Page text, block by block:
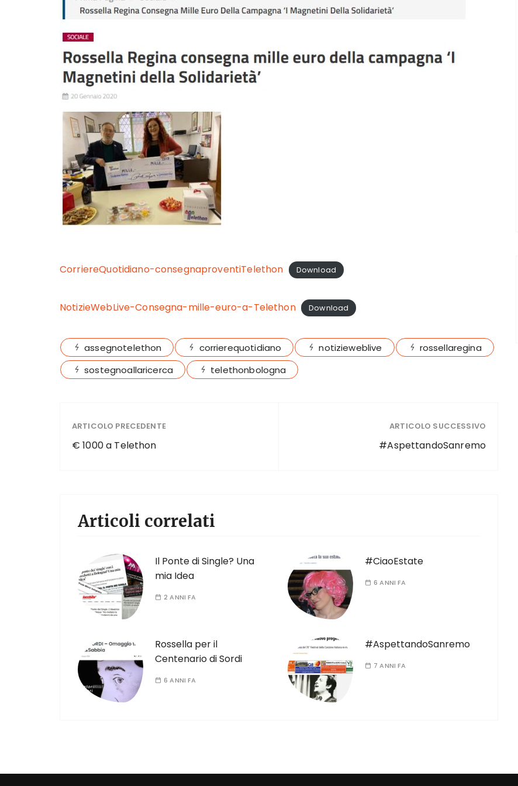
CorriereQuotidiano-consegnaproventiTelethon Download
NotizieWebLive-Consegna-mille-euro-a-Telethon Download
assegnotelethon corrierequotidiano notizieweblive
rossellaregina
sostegnoallaricerca
telethonbologna
ARTICOLO PRECEDENTE
€ 1000 a Telethon
ARTICOLO SUCCESSIVO
#AspettandoSanremo
Articoli correlati
Il Ponte di Single? Una
mia Idea
2 ANNI FA
#CiaoEstate
6 ANNI FA
Rossella per il
Centenario di Sordi
6 ANNI FA
#AspettandoSanremo
7 ANNI FA